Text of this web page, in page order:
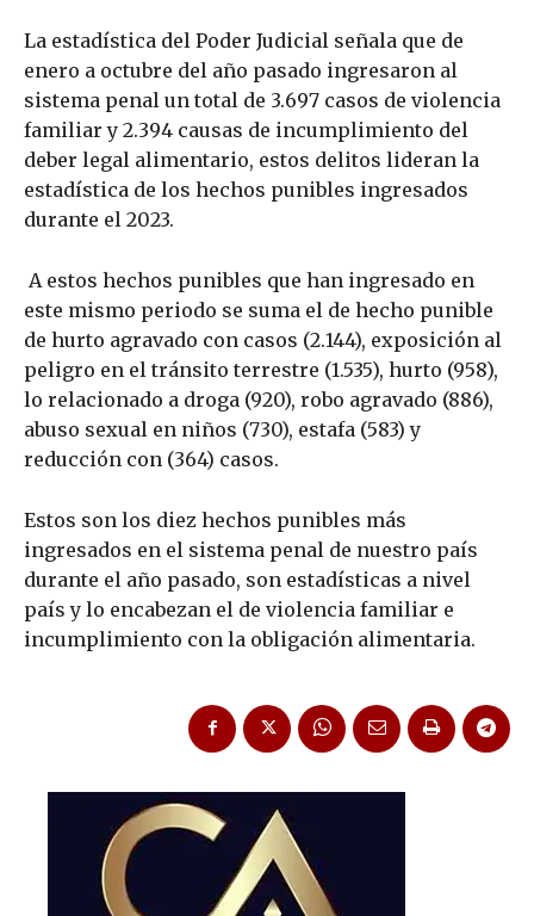
La estadística del Poder Judicial señala que de
enero a octubre del año pasado ingresaron al
sistema penal un total de 3.697 casos de violencia
familiar y 2.394 causas de incumplimiento del
deber legal alimentario, estos delitos lideran la
estadística de los hechos punibles ingresados
durante el 2023.
A estos hechos punibles que han ingresado en
este mismo periodo se suma el de hecho punible
de hurto agravado con casos (2.144), exposición al
peligro en el tránsito terrestre (1.535), hurto (958),
lo relacionado a droga (920), robo agravado (886),
abuso sexual en niños (730), estafa (583) y
reducción con (364) casos.
Estos son los diez hechos punibles más
ingresados en el sistema penal de nuestro país
durante el año pasado, son estadísticas a nivel
país y lo encabezan el de violencia familiar e
incumplimiento con la obligación alimentaria.